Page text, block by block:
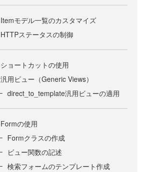
Itemモデル一覧のカスタマイズ
HTTPステータスの制御
ショートカットの使用
汎用ビュー（Generic Views）
direct_to_template汎用ビューの適用
Formの使用
Formクラスの作成
ビュー関数の記述
検索フォームのテンプレート作成